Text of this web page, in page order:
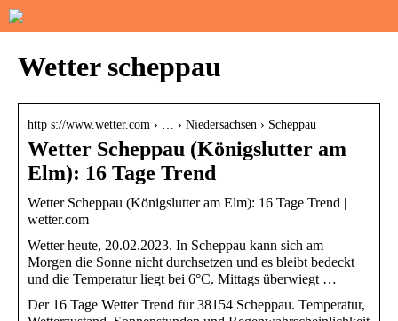
Wetter scheppau
http s://www.wetter.com › … › Niedersachsen › Scheppau
Wetter Scheppau (Königslutter am
Elm): 16 Tage Trend
Wetter Scheppau (Königslutter am Elm): 16 Tage Trend |
wetter.com
Wetter heute, 20.02.2023. In Scheppau kann sich am
Morgen die Sonne nicht durchsetzen und es bleibt bedeckt
und die Temperatur liegt bei 6°C. Mittags überwiegt …
Der 16 Tage Wetter Trend für 38154 Scheppau. Temperatur,